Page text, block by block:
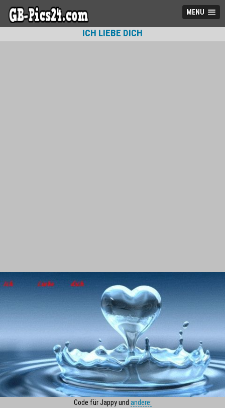
MENU
ICH LIEBE DICH
Code für Jappy und andere: